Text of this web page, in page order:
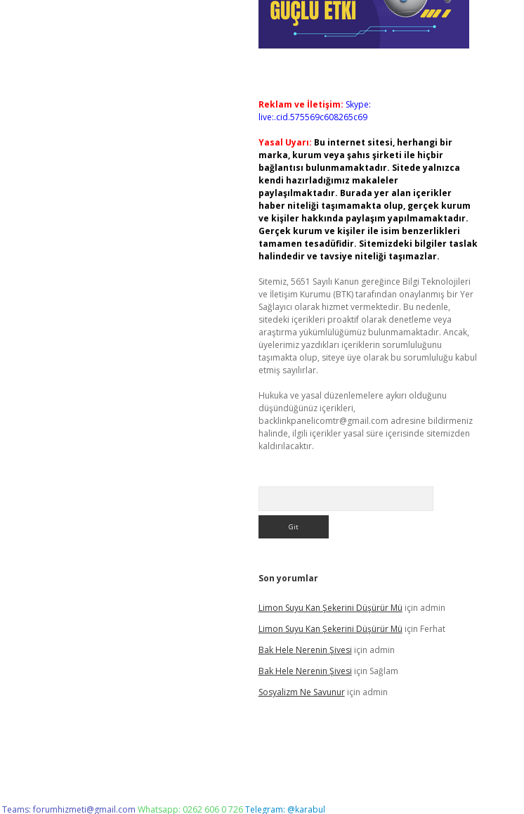
Reklam ve İletişim: Skype:
live:.cid.575569c608265c69
Yasal Uyarı: Bu internet sitesi, herhangi bir
marka, kurum veya şahıs şirketi ile hiçbir
bağlantısı bulunmamaktadır. Sitede yalnızca
kendi hazırladığımız makaleler
paylaşılmaktadır. Burada yer alan içerikler
haber niteliği taşımamakta olup, gerçek kurum
ve kişiler hakkında paylaşım yapılmamaktadır.
Gerçek kurum ve kişiler ile isim benzerlikleri
tamamen tesadüfidir. Sitemizdeki bilgiler taslak
halindedir ve tavsiye niteliği taşımazlar.
Sitemiz, 5651 Sayılı Kanun gereğince Bilgi Teknolojileri
ve İletişim Kurumu (BTK) tarafından onaylanmış bir Yer
Sağlayıcı olarak hizmet vermektedir. Bu nedenle,
sitedeki içerikleri proaktif olarak denetleme veya
araştırma yükümlülüğümüz bulunmamaktadır. Ancak,
üyelerimiz yazdıkları içeriklerin sorumluluğunu
taşımakta olup, siteye üye olarak bu sorumluluğu kabul
etmiş sayılırlar.
Hukuka ve yasal düzenlemelere aykırı olduğunu
düşündüğünüz içerikleri,
backlinkpanelicomtr@gmail.com adresine bildirmeniz
halinde, ilgili içerikler yasal süre içerisinde sitemizden
kaldırılacaktır.
Son yorumlar
Limon Suyu Kan Şekerini Düşürür Mü için admin
Limon Suyu Kan Şekerini Düşürür Mü için Ferhat
Bak Hele Nerenin Şivesi için admin
Bak Hele Nerenin Şivesi için Sağlam
Sosyalizm Ne Savunuriçin admin
Teams:forumhizmeti@gmail.com Whatsapp: 0262 606 0 726Telegram: @karabul